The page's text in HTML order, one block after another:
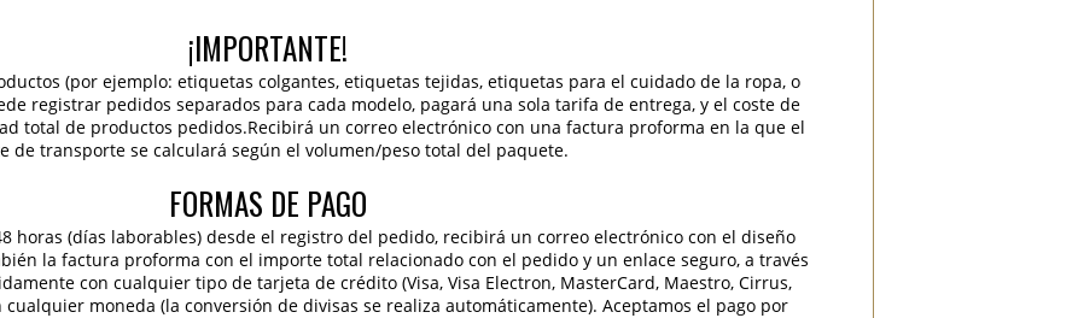
¡IMPORTANTE!
(por ejemplo: etiquetas colgantes, etiquetas tejidas, etiquetas para el cuidado de la ropa, o
registrar pedidos separados para cada modelo, pagará una sola tarifa de entrega, y el coste de
total de productos pedidos.Recibirá un correo electrónico con una factura proforma en la que el
de transporte se calculará según el volumen/peso total del paquete.
FORMAS DE PAGO
horas (días laborables) desde el registro del pedido, recibirá un correo electrónico con el diseño
la factura proforma con el importe total relacionado con el pedido y un enlace seguro, a través
con cualquier tipo de tarjeta de crédito (Visa, Visa Electron, MasterCard, Maestro, Cirrus,
cualquier moneda (la conversión de divisas se realiza automáticamente). Aceptamos el pago por